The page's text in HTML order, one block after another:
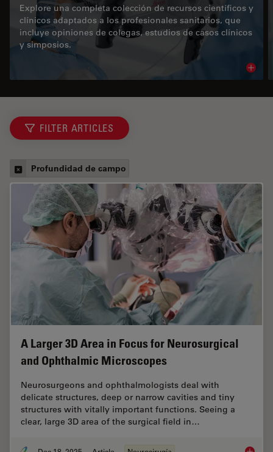
Explore una completa colección de recursos científicos y
clínicos adaptados a los profesionales sanitarios, que
incluye opiniones de colegas, estudios de casos clínicos
y simposios.
FILTER ARTICLES
Profundidad de campo
A Larger 3D Area in Focus for Neurosurgical
and Ophthalmic Microscopes
Neurosurgeons and ophthalmologists deal with
delicate structures, deep or narrow cavities and tiny
structures with vitally important functions. Seeing a
clear, large 3D area of the surgical field in…